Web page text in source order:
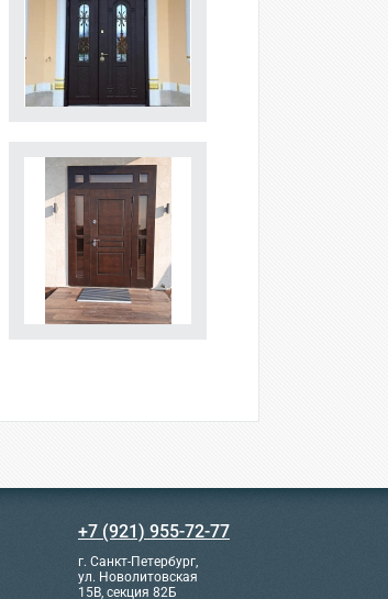
+7 (921) 955-72-77
г. Санкт-Петербург,
ул. Новолитовская
15В, секция 82Б